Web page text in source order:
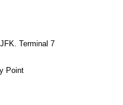
Terminal 7
Point